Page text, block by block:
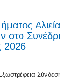
στο
2026